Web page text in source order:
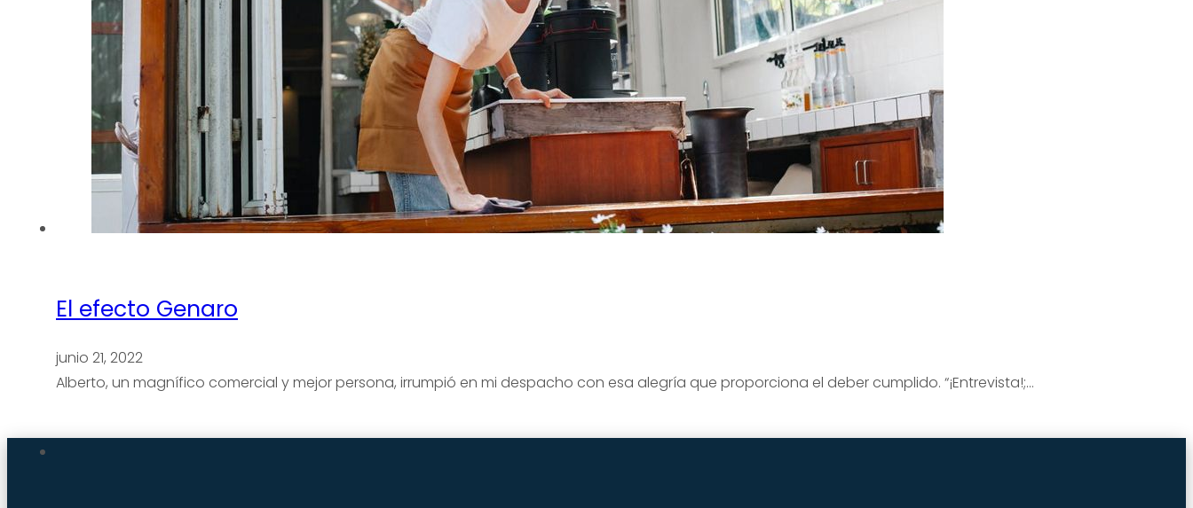
Quiénes somos
Qué hacemos
Experiencia
Clientes
El efecto Genaro
junio 21, 2022
Alberto, un magnífico comercial y mejor persona, irrumpió en mi despacho con esa alegría que proporciona el deber cumplido. “¡Entrevista!;…